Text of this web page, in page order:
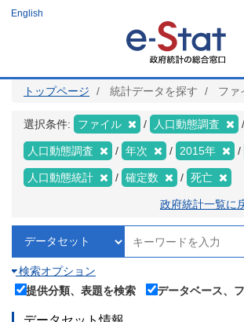
ツ
English
トップページ 統計データを探す ファ
選択条件: ファイル 人口動態調査
人口動態調査 年次 2015年
人口動態統計 確定数 死亡
政府統計一覧に
検索オプション
提供分類、表題を検索
データベース、